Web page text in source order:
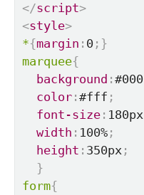
</script>
<style>
*{margin : 0 ; }
marquee{
background : #000
color : #fff ;
font-size : 180px
width : 100% ;
height : 350px ;
}
form{